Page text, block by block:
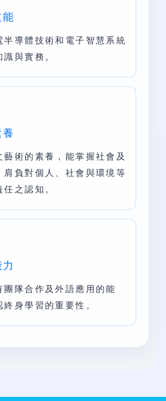
半導體技術和電子智慧系統
與實務。
藝術的素養，能掌握社會及
肩負對個人、社會與環境等
之認知。
團隊合作及外語應用的能
身學習的重要性。